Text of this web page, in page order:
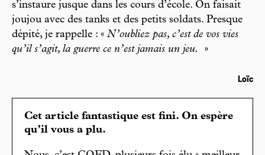
s’instaure jusque dans les cours d’école. On faisait
joujou avec des tanks et des petits soldats. Presque
dépité, je rappelle : « N’oubliez pas, c’est de vos vies
qu’il s’agit, la guerre ce n’est jamais un jeu.
»
Loïc
Cet article fantastique est fini. On espère
qu’il vous a plu.